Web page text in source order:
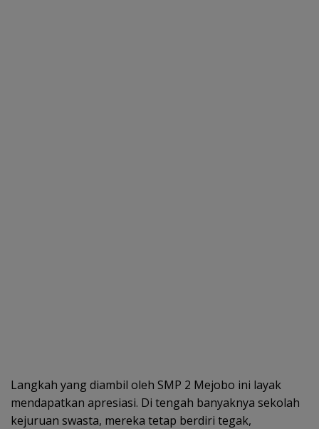
Langkah yang diambil oleh SMP 2 Mejobo ini layak
mendapatkan apresiasi. Di tengah banyaknya sekolah
kejuruan swasta, mereka tetap berdiri tegak,